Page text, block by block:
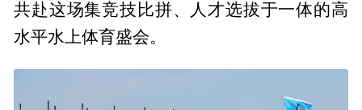
共赴这场集竞技比拼、人才选拔于一体的高
水平水上体育盛会。